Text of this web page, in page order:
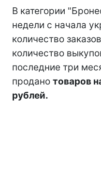
В категории
недели с начала
количество
количество
последние три
продано товаров
рублей.